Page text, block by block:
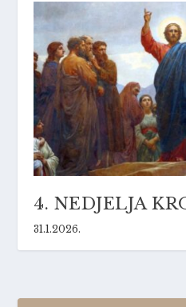
4. NEDJELJA
31.1.2026.